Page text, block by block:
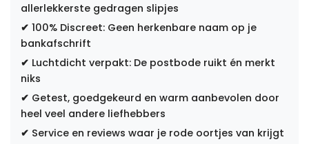
allerlekkerste gedragen slipjes
✔ 100% Discreet: Geen herkenbare naam op je
bankafschrift
✔ Luchtdicht verpakt: De postbode ruikt én merkt
niks
✔ Getest, goedgekeurd en warm aanbevolen door
heel veel andere liefhebbers
✔ Service en reviews waar je rode oortjes van krijgt